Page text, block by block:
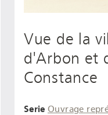
Vue de la
d'Arbon et
Constance
Serie Ouvrage